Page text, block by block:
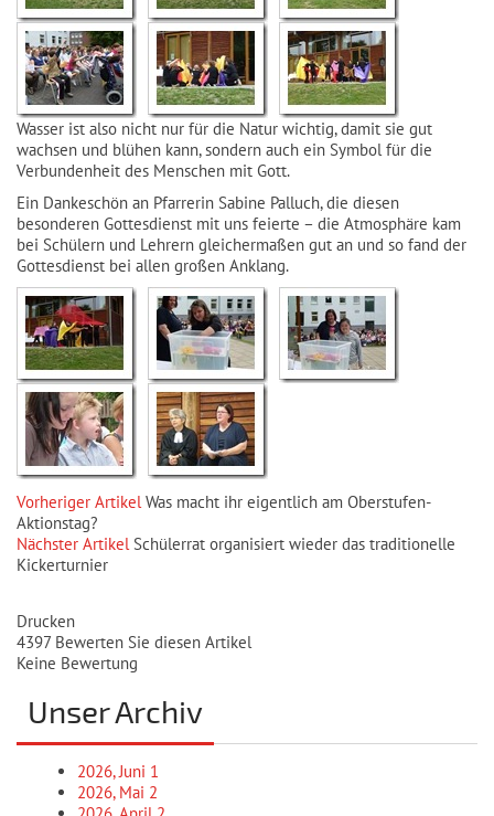
Wasser ist also nicht nur für die Natur wichtig, damit sie gut
wachsen und blühen kann, sondern auch ein Symbol für die
Verbundenheit des Menschen mit Gott.
Ein Dankeschön an Pfarrerin Sabine Palluch, die diesen
besonderen Gottesdienst mit uns feierte – die Atmosphäre kam
bei Schülern und Lehrern gleichermaßen gut an und so fand der
Gottesdienst bei allen großen Anklang.
Vorheriger Artikel Was macht ihr eigentlich am Oberstufen-
Aktionstag?
Nächster Artikel Schülerrat organisiert wieder das traditionelle
Kickerturnier
Drucken
4397 Bewerten Sie diesen Artikel
Keine Bewertung
Unser Archiv
2026, Juni 1
2026, Mai 2